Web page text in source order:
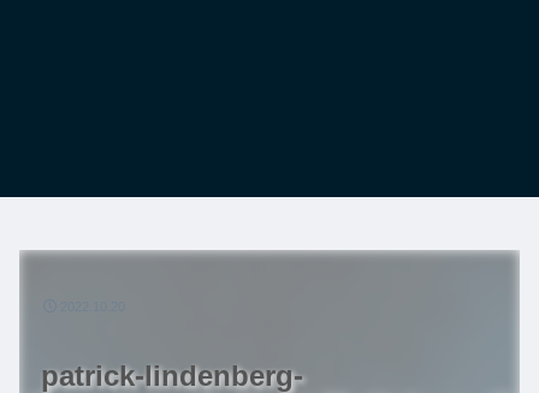
patrick-lindenberg-